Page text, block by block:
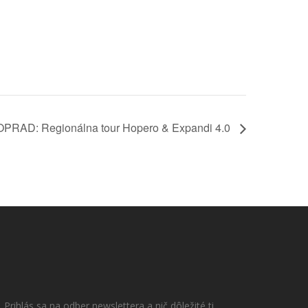
Regionálna tour Hopero & Expandi 4.0